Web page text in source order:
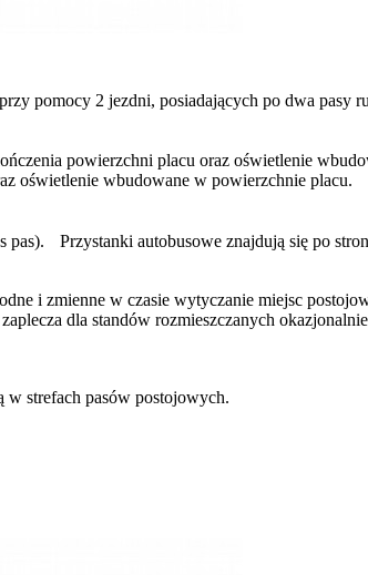
pomocy 2 jezdni, posiadających po dwa pasy
powierzchni placu oraz oświetlenie
oświetlenie wbudowane w powierzchnie placu.
Przystanki autobusowe znajdują się po
i zmienne w czasie wytyczanie miejsc
dla standów rozmieszczanych
strefach pasów postojowych.